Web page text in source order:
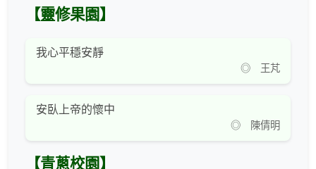
【靈修果園】
我心平穩安靜
◎ 王芃
安臥上帝的懷中
◎ 陳倩明
【青蔥校園】